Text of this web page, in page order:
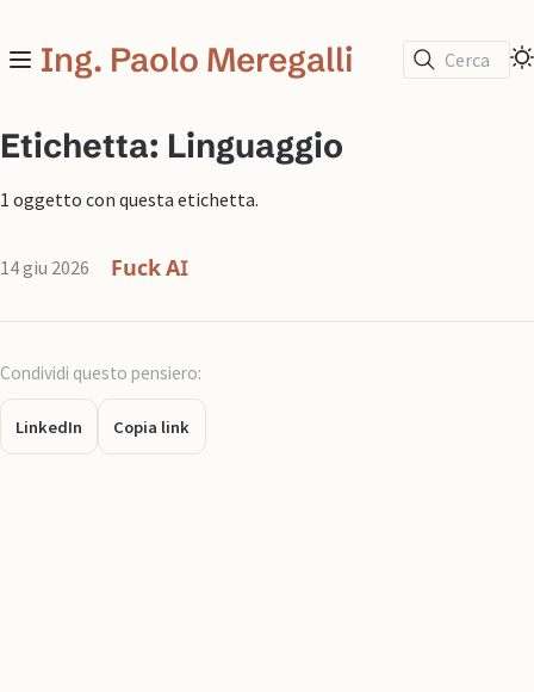
Ing. Paolo Meregalli Cerca
Etichetta: Linguaggio
1 oggetto con questa etichetta.
14 giu 2026 Fuck AI
Condividi questo pensiero:
LinkedIn Copia link